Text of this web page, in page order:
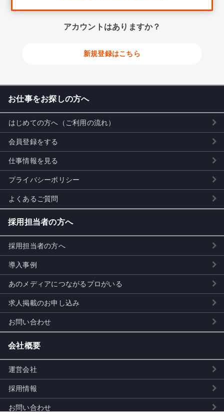
アカウントはありますか？
新規登録はこちら
お仕事をお探しの方へ
はじめての方へ（ご利用の流れ）
会員登録をする
仕事情報を見る
プライバシーポリシー
よくあるご質問
採用担当者の方へ
採用担当者の方へ
導入事例
あのメディアにつながるプロがいる
求人掲載のお申し込み
お問い合わせ
会社概要
運営会社
採用情報
お問い合わせ